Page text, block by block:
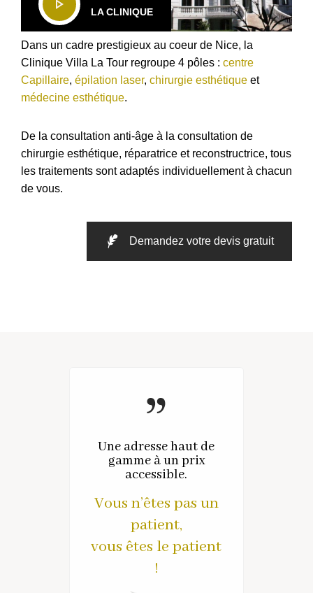
LA CLINIQUE
Dans un cadre prestigieux au coeur de Nice, la
Clinique Villa La Tour regroupe 4 pôles : centre
Capillaire, épilation laser, chirurgie esthétique et
médecine esthétique.
De la consultation anti-âge à la consultation de
chirurgie esthétique, réparatrice et reconstructrice, tous
les traitements sont adaptés individuellement à chacun
de vous.
Demandez votre devis gratuit
Une adresse haut de
gamme à un prix
accessible.
Vous n’êtes pas un
patient,
vous êtes le patient
!